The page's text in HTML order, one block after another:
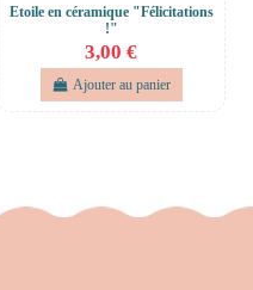
Etoile en céramique "Félicitations
!"
3,00 €
Ajouter au panier